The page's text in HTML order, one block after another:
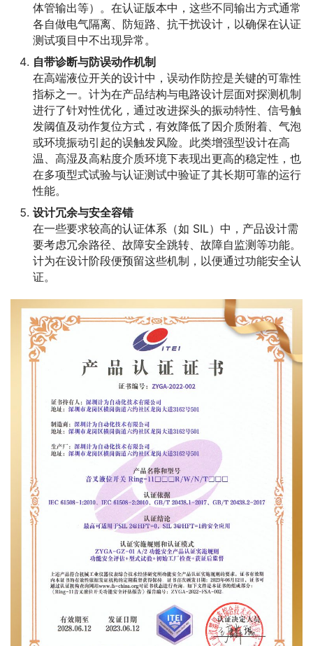
体管输出等）。在认证版本中，这些不同输出方式通常
各自做电气隔离、防短路、抗干扰设计，以确保在认证
测试项目中不出现异常。
自带诊断与防误动作机制
在高端液位开关的设计中，误动作防控是关键的可靠性
指标之一。计为在产品结构与电路设计层面对探测机制
进行了针对性优化，通过改进探头的振动特性、信号触
发阈值及动作复位方式，有效降低了因介质附着、气泡
或环境振动引起的误触发风险。此类增强型设计在高
温、高湿及高粘度介质环境下表现出更高的稳定性，也
在多项型式试验与认证测试中验证了其长期可靠的运行
性能。
设计冗余与安全容错
在一些要求较高的认证体系（如 SIL）中，产品设计需
要考虑冗余路径、故障安全跳转、故障自监测等功能。
计为在设计阶段便预留这些机制，以便通过功能安全认
证。